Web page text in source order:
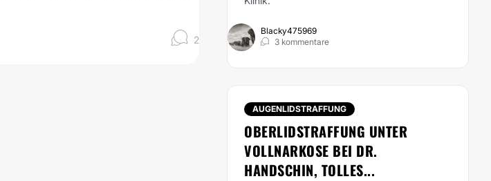
2
Blacky475969
3 kommentare
AUGENLIDSTRAFFUNG
OBERLIDSTRAFFUNG UNTER
VOLLNARKOSE BEI DR.
HANDSCHIN, TOLLES...